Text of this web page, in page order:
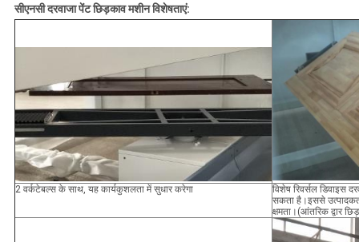
सीएनसी दरवाजा पेंट छिड़काव मशीन विशेषताएं:
2 वर्कटेबल्स के साथ, यह कार्यकुशलता में सुधार करेगा
विशेष रिवर्सल डिवाइस
सकता है।इससे
क्षमता।(आंतरिक द्वार